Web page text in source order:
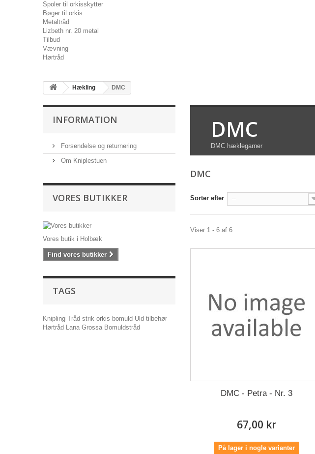
Spoler til orkisskytter
Bøger til orkis
Metaltråd
Lizbeth nr. 20 metal
Tilbud
Vævning
Hørtråd
Hækling DMC
INFORMATION
Forsendelse og returnering
Om Kniplestuen
VORES BUTIKKER
Vores butik i Holbæk
Find vores butikker
TAGS
Knipling Tråd strik orkis bomuld Uld tilbehør
Hørtråd Lana Grossa Bomuldstråd
DMC
DMC hæklegarner
DMC
Sorter efter --
Viser 1 - 6 af 6
DMC - Petra - Nr. 3
67,00 kr
På lager i nogle varianter